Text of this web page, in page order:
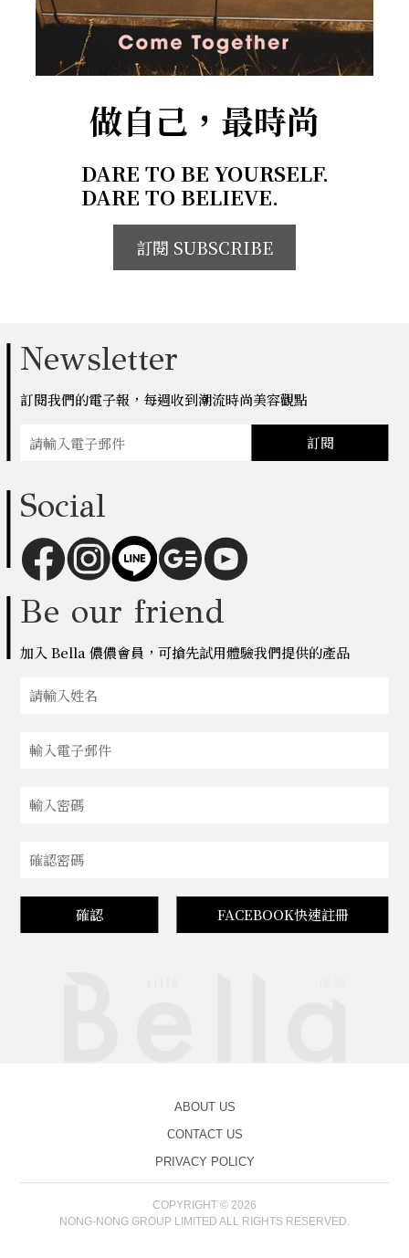
做自己，最時尚
DARE TO BE YOURSELF.
DARE TO BELIEVE.
訂閱 SUBSCRIBE
Newsletter
訂閱我們的電子報，每週收到潮流時尚美容觀點
訂閱
Social
Be our friend
加入 Bella 儂儂會員，可搶先試用體驗我們提供的產品
確認 FACEBOOK快速註冊
ABOUT US
CONTACT US
PRIVACY POLICY
COPYRIGHT © 2026
NONG-NONG GROUP LIMITED ALL RIGHTS RESERVED.